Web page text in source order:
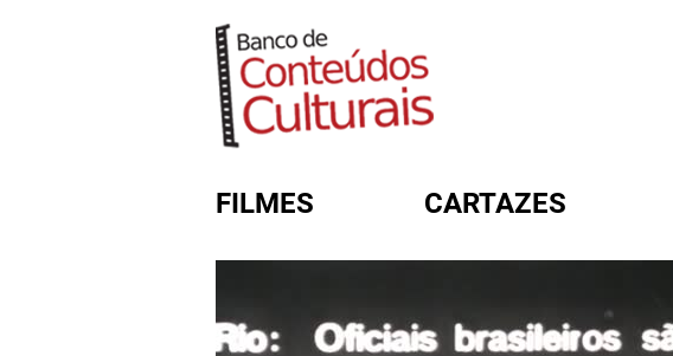
FILMES CARTAZES
FORMULÁRIO DE BUSCA